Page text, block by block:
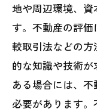
地や周辺環境、
す。不動産の評
較取引法などの
的な知識や技術
ある場合には、
必要があります